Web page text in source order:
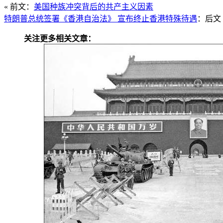
« 前文： 美国种族冲突背后的共产主义因素
特朗普总统签署《香港自治法》 宣布终止香港特殊待遇 ：后文
关注更多相关文章：